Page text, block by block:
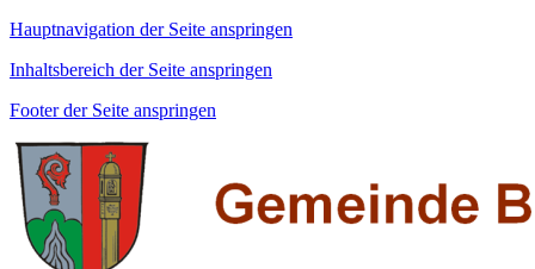
Hauptnavigation der Seite anspringen
Inhaltsbereich der Seite anspringen
Footer der Seite anspringen